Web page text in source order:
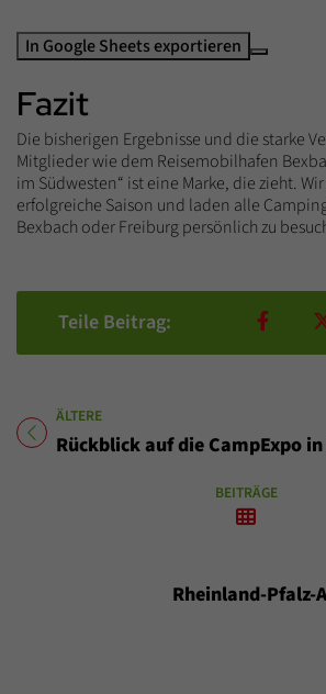
In Google Sheets exportieren
Fazit
Die bisherigen Ergebnisse und die starke
Mitglieder wie dem Reisemobilhafen
im Südwesten“ ist eine Marke, die zieht.
erfolgreiche Saison und laden alle
Bexbach oder Freiburg persönlich zu
Teile Beitrag:
ÄLTERE
Titel für Beitrag
Rückblick auf die CampExpo
BEITRÄGE
Titel für Beitrag
Rheinland-Pfalz-